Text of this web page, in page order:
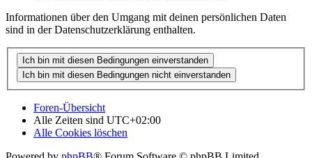
Informationen über den Umgang mit deinen persönlichen Daten
sind in der Datenschutzerklärung enthalten.
Foren-Übersicht
Alle Zeiten sind UTC+02:00
Alle Cookies löschen